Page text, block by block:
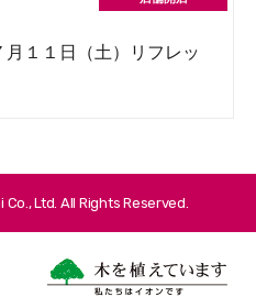
１１日（土）リフレッ
Ltd. All Rights Reserved.